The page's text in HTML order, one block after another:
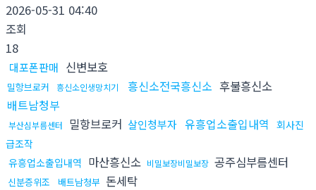
2026-05-31 04:40
조회
18
대포폰판매 신변보호
밀항브로커 흥신소인생망치기 흥신소전국흥신소 후불흥신소
배트남청부
부산심부름센터 밀항브로커 살인청부자 유흥업소출입내역 회사진
급조작
유흥업소출입내역 마산흥신소 비밀보장비밀보장 공주심부름센터
신분증위조 배트남청부 돈세탁